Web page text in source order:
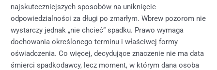
najskuteczniejszych sposobów na uniknięcie
odpowiedzialności za długi po zmarłym. Wbrew pozorom nie
wystarczy jednak „nie chcieć” spadku. Prawo wymaga
dochowania określonego terminu i właściwej formy
oświadczenia. Co więcej, decydujące znaczenie nie ma data
śmierci spadkodawcy, lecz moment, w którym dana osoba